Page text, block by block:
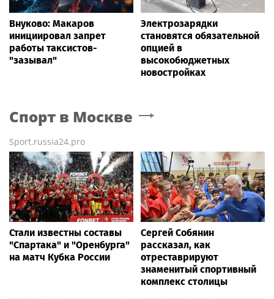
Внуково: Макаров
инициировал запрет
работы таксистов-
"зазывал"
Электрозарядки
становятся обязательной
опцией в
высокобюджетных
новостройках
Спорт в Москве
Sport.russia24.pro
Стали известны составы
"Спартака" и "Оренбурга"
на матч Кубка России
Сергей Собянин
рассказал, как
отреставрируют
знаменитый спортивный
комплекс столицы